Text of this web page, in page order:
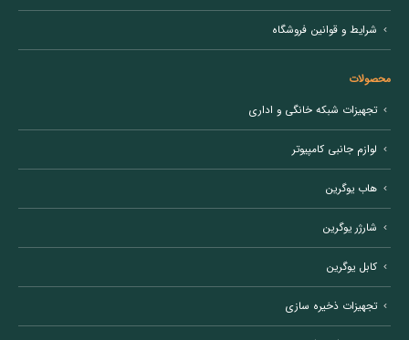
شرایط و قوانین فروشگاه
محصولات
تجهیزات شبکه خانگی و اداری
لوازم جانبی کامپیوتر
هاب یوگرین
شارژر یوگرین
کابل یوگرین
تجهیزات ذخیره سازی